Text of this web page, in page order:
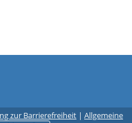
zur Barrierefreiheit | Allgemeine